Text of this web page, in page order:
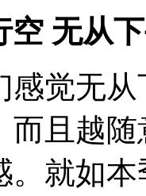
空 无从
感觉无
而且越
。就如